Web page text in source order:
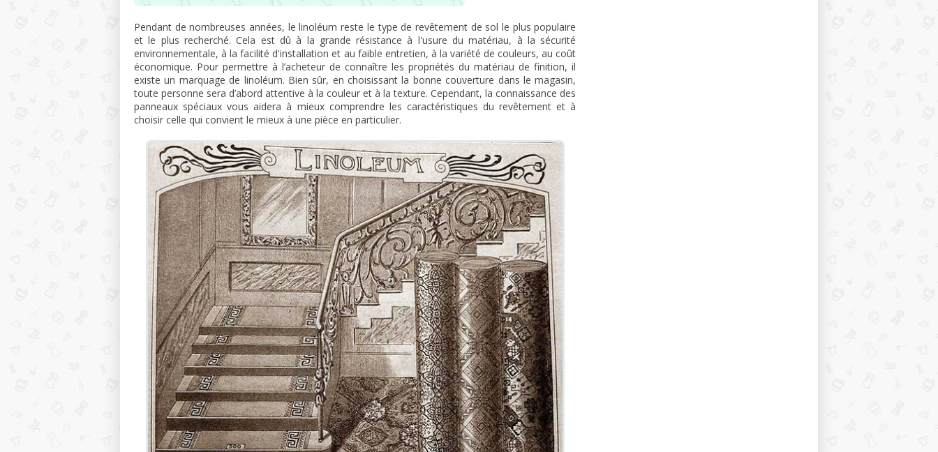
Pendant de nombreuses années, le linoléum reste le type de revêtement de sol le plus populaire
et le plus recherché. Cela est dû à la grande résistance à l'usure du matériau, à la sécurité
environnementale, à la facilité d'installation et au faible entretien, à la variété de couleurs, au coût
économique. Pour permettre à l’acheteur de connaître les propriétés du matériau de finition, il
existe un marquage de linoléum. Bien sûr, en choisissant la bonne couverture dans le magasin,
toute personne sera d’abord attentive à la couleur et à la texture. Cependant, la connaissance des
panneaux spéciaux vous aidera à mieux comprendre les caractéristiques du revêtement et à
choisir celle qui convient le mieux à une pièce en particulier.